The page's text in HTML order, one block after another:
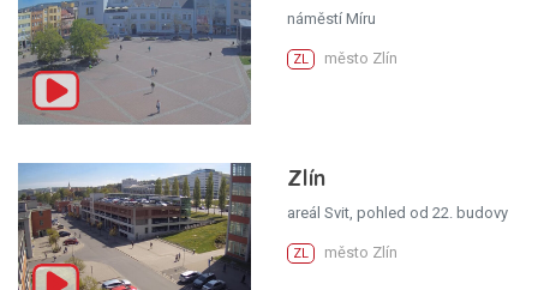
náměstí Míru
ZL město Zlín
Zlín
areál Svit, pohled od 22. budovy
ZL město Zlín